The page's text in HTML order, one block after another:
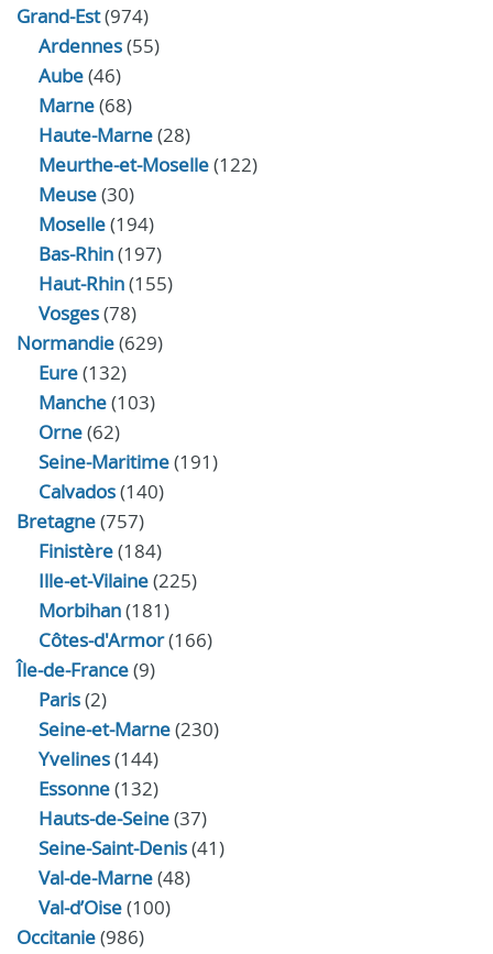
Grand-Est(974)
Ardennes(55)
Aube(46)
Marne(68)
Haute-Marne(28)
Meurthe-et-Moselle(122)
Meuse(30)
Moselle(194)
Bas-Rhin(197)
Haut-Rhin(155)
Vosges(78)
Normandie(629)
Eure(132)
Manche(103)
Orne(62)
Seine-Maritime(191)
Calvados(140)
Bretagne(757)
Finistère(184)
Ille-et-Vilaine(225)
Morbihan(181)
Côtes-d'Armor(166)
Île-de-France(9)
Paris(2)
Seine-et-Marne(230)
Yvelines(144)
Essonne(132)
Hauts-de-Seine(37)
Seine-Saint-Denis(41)
Val-de-Marne(48)
Val-d’Oise(100)
Occitanie(986)